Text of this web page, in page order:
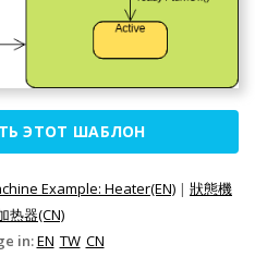
ЭТОТ ШАБЛОН
Example: Heater(EN) | 狀態機
热器(CN)
in:EN TW CN